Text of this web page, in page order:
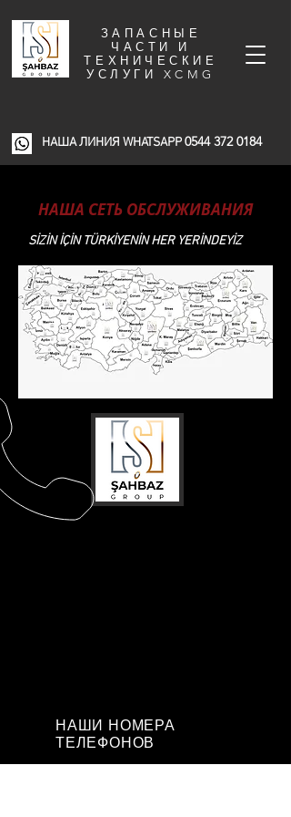
ЗАПАСНЫЕ
ЧАСТИ И
ТЕХНИЧЕСКИЕ
УСЛУГИ XCMG
НАША ЛИНИЯ WHATSAPP0544 372 0184
НАША СЕТЬ ОБСЛУЖИВАНИЯ
SİZİN İÇİN TÜRKİYENİN HER YERİNDEYİZ
НАШИ НОМЕРА
ТЕЛЕФОНОВ
Телефон:0530 367